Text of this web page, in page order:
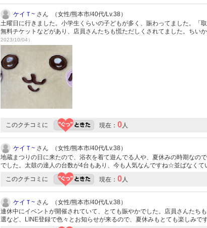
ケイＴ~ さん （女性/熊本市/40代/Lv.38）
土曜日に行きました。小学生くらいの子どもが多く、賑わってました。「
無料チケットなどがあり、店員さんたちも慌ただしくされてました。ちい
2023/10/04）
このクチコミに 現在： 0人
ケイＴ~ さん （女性/熊本市/40代/Lv.38）
地蔵まつりの日に来たので、浴衣を着て遊んでる人や、夏休みの時期なの
でした。太鼓の達人の台数が4台もあり、今も人気なんですね☆並ばなくて
このクチコミに 現在： 0人
ケイＴ~ さん （女性/熊本市/40代/Lv.38）
連休中にイベントが開催されていて、とても賑やかでした。店員さんたち
選など、LINE登録で色々とお知らせが来るので、夏休みもとても楽しみで